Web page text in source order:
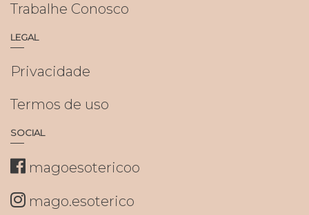
Trabalhe Conosco
LEGAL
Privacidade
Termos de uso
SOCIAL
magoesotericoo
mago.esoterico